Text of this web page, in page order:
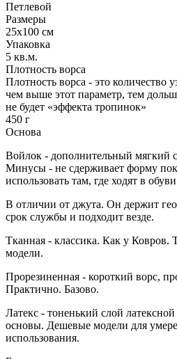
Петлевой
Размеры
25х100 см
Упаковка
5 кв.м.
Плотность ворса
Плотность ворса - это количество
чем выше этот параметр, тем
не будет «эффекта тропинок»
450 г
Основа
Войлок - дополнительный мягкий
Минусы - не сдерживает форму
использовать там, где ходят в
В отличии от джута. Он держит
срок службы и подходит везде.
Тканная - классика. Как у Ковров.
модели.
Прорезиненная - короткий ворс,
Практично. Базово.
Латекс - тоненький слой
основы. Дешевые модели для
использования.